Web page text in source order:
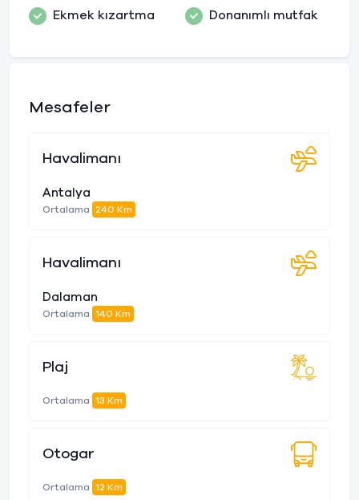
Ekmek kızartma Donanımlı mutfak
Mesafeler
Havalimanı
Antalya
Ortalama 240 Km
Havalimanı
Dalaman
Ortalama 140 Km
Plaj
Ortalama 13 Km
Otogar
Ortalama 12 Km